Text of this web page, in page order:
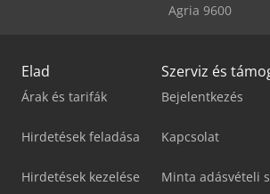
Agria 9600
Elad
Árak és tarifák
Hirdetések feladása
Hirdetések kezelése
Szerviz és
Bejelentkezés
Kapcsolat
Minta adásvételi